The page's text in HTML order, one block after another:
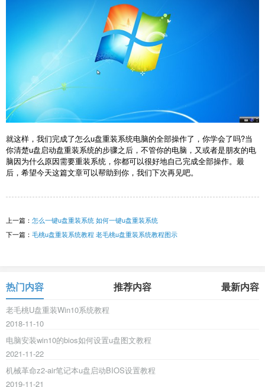
就这样，我们完成了怎么u盘重装系统电脑的全部操作了，你学会了吗?当
你清楚u盘启动盘重装系统的步骤之后，不管你的电脑，又或者是朋友的电
脑因为什么原因需要重装系统，你都可以很好地自己完成全部操作。最
后，希望今天这篇文章可以帮助到你，我们下次再见吧。
上一篇： 怎么一键u盘重装系统 如何一键u盘重装系统
下一篇： 毛桃u盘重装系统教程 老毛桃u盘重装系统教程图示
热门内容 推荐内容 最新内容
老毛桃U盘重装Win10系统教程
2018-11-10
电脑安装win10的bios如何设置u盘图文教程
2021-11-22
机械革命z2-air笔记本u盘启动BIOS设置教程
2019-11-21